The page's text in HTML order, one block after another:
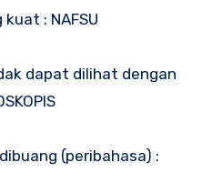
: NAFSU
dapat dilihat dengan
(peribahasa) :